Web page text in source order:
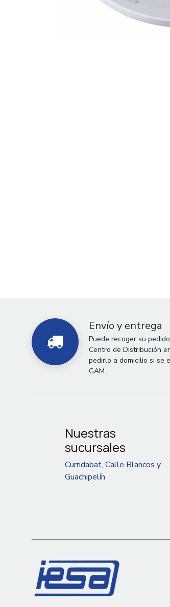
Envío y entrega
Puede recoger su
Centro de Distribución
pedirlo a domicilio si se
GAM.
Nuestras
sucursales
Curridabat, Calle Blancos y
Guachipelín